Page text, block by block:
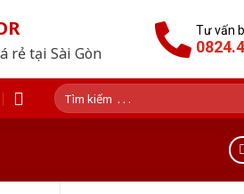
rẻ tại Sài Gòn
Tư vấn
Tìm
kiếm: